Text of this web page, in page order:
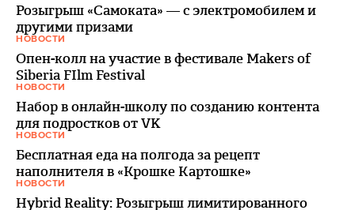
Розыгрыш «Самоката» — с электромобилем и
другими призами
НОВОСТИ
Опен-колл на участие в фестивале Makers of
Siberia FIlm Festival
НОВОСТИ
Набор в онлайн-школу по созданию контента
для подростков от VK
НОВОСТИ
Бесплатная еда на полгода за рецепт
наполнителя в «Крошке Картошке»
НОВОСТИ
Hybrid Reality: Розыгрыш лимитированного